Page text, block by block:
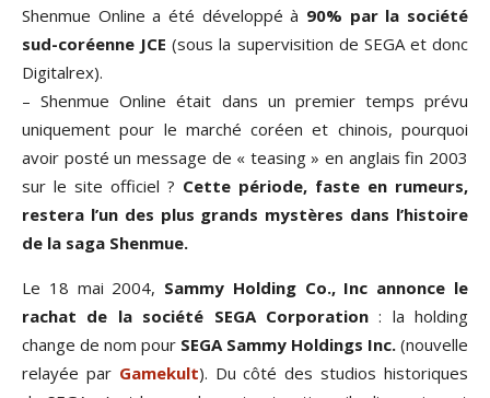
Shenmue Online a été développé à 90% par la société
sud-coréenne JCE (sous la supervisition de SEGA et donc
Digitalrex).
– Shenmue Online était dans un premier temps prévu
uniquement pour le marché coréen et chinois, pourquoi
avoir posté un message de « teasing » en anglais fin 2003
sur le site officiel ? Cette période, faste en rumeurs,
restera l’un des plus grands mystères dans l’histoire
de la saga Shenmue.
Le 18 mai 2004, Sammy Holding Co., Inc annonce le
rachat de la société SEGA Corporation: la holding
change de nom pour SEGA Sammy Holdings Inc. (nouvelle
relayée par Gamekult). Du côté des studios historiques